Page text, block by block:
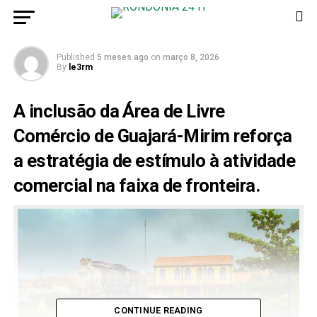
Comércio da Amazônia
Published 5 meses ago on março 8, 2026
By le3rm
A inclusão da Área de Livre
Comércio de Guajará-Mirim reforça
a estratégia de estímulo à atividade
comercial na faixa de fronteira.
CONTINUE READING